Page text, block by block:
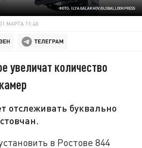
ФОТО: ILYA GALAKHOV/GLOBALLOOKPRESS
01 МАРТА 11:40
увеличат количество
отслеживать буквально
в Ростове 844